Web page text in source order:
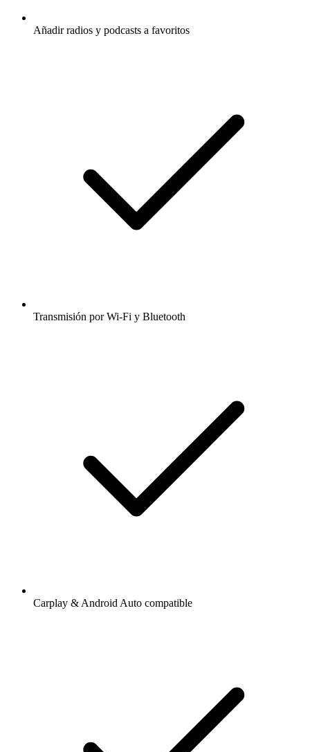
Añadir radios y podcasts a favoritos
Transmisión por Wi-Fi y Bluetooth
Carplay & Android Auto compatible